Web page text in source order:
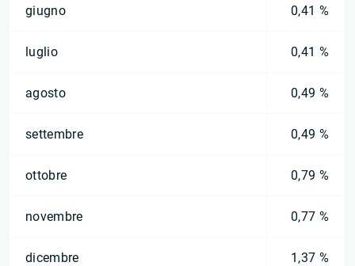
giugno 0,41 %
luglio 0,41 %
agosto 0,49 %
settembre 0,49 %
ottobre 0,79 %
novembre 0,77 %
dicembre 1,37 %